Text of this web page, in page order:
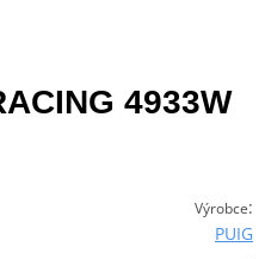
4933W
Výrobce:
PUIG